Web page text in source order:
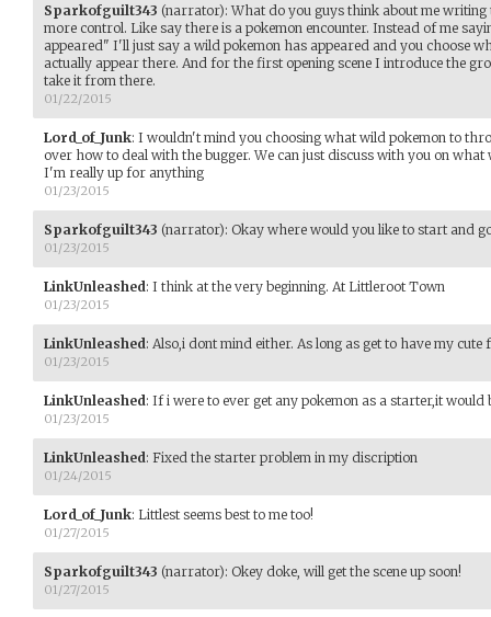
Sparkofguilt343 (narrator): What do you guys think about me
more control. Like say there is a pokemon encounter. Instead of me
appeared" I'll just say a wild pokemon has appeared and you choose
actually appear there. And for the first opening scene I introduce the
take it from there.
01/22/2015
Lord_of_Junk: I wouldn't mind you choosing what wild pokemon to
over how to deal with the bugger. We can just discuss with you on what
I'm really up for anything
01/23/2015
Sparkofguilt343 (narrator): Okay where would you like to start and
01/23/2015
LinkUnleashed : I think at the very beginning. At Littleroot Town
01/23/2015
LinkUnleashed : Also,i dont mind either. As long as get to have my cute
01/23/2015
LinkUnleashed : If i were to ever get any pokemon as a starter,it would
01/23/2015
LinkUnleashed : Fixed the starter problem in my discription
01/24/2015
Lord_of_Junk: Littlest seems best to me too!
01/27/2015
Sparkofguilt343 (narrator): Okey doke, will get the scene up soon!
01/27/2015